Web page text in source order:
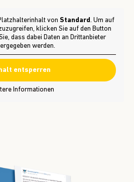
von Standard . Um auf
klicken Sie auf den Button
dass dabei Daten an Drittanbieter
werden.
entsperren
Informationen